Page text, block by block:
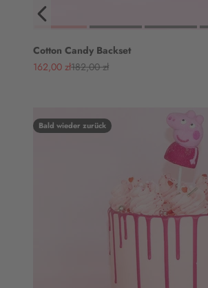
Cotton Candy Backset
Angebot
162,00 złRegulärer Preis
182,00 zł
Bald wieder zurück